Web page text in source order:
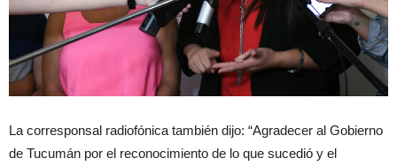
La corresponsal radiofónica también dijo: “Agradecer al Gobierno
de Tucumán por el reconocimiento de lo que sucedió y el